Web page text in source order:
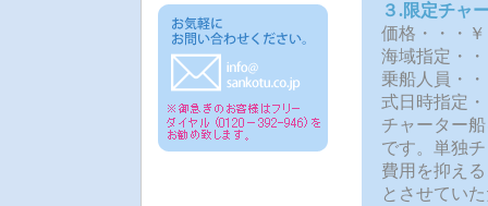
３.限定チャ
価格・・・
海域指定・
乗船人員・
式日時指定
チャーター
です。単独
費用を抑え
とさせてい